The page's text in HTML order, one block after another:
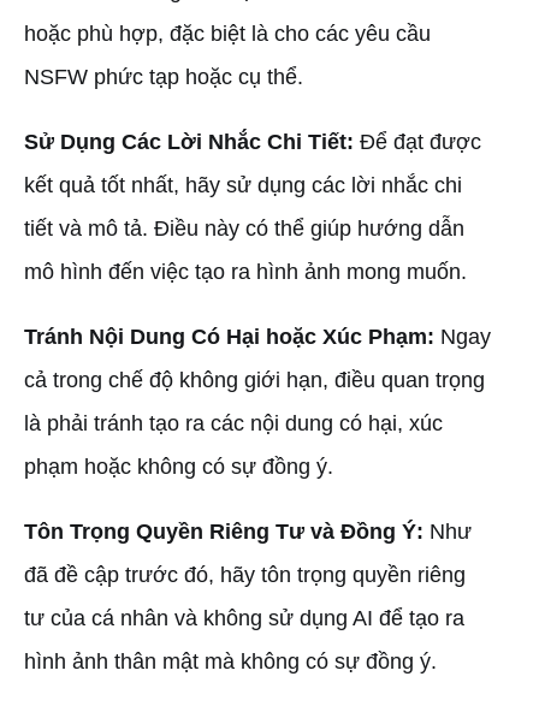
hoặc phù hợp, đặc biệt là cho các yêu cầu
NSFW phức tạp hoặc cụ thể.
Sử Dụng Các Lời Nhắc Chi Tiết: Để đạt được
kết quả tốt nhất, hãy sử dụng các lời nhắc chi
tiết và mô tả. Điều này có thể giúp hướng dẫn
mô hình đến việc tạo ra hình ảnh mong muốn.
Tránh Nội Dung Có Hại hoặc Xúc Phạm: Ngay
cả trong chế độ không giới hạn, điều quan trọng
là phải tránh tạo ra các nội dung có hại, xúc
phạm hoặc không có sự đồng ý.
Tôn Trọng Quyền Riêng Tư và Đồng Ý: Như
đã đề cập trước đó, hãy tôn trọng quyền riêng
tư của cá nhân và không sử dụng AI để tạo ra
hình ảnh thân mật mà không có sự đồng ý.